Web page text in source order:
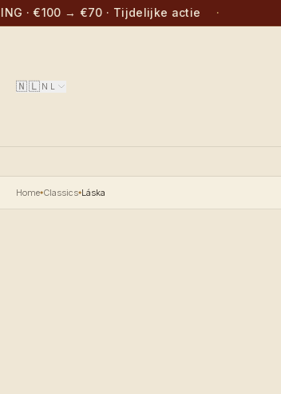
· €100 → €70 · Tijdelijke actie
🇳🇱 NL
Home Classics Láska